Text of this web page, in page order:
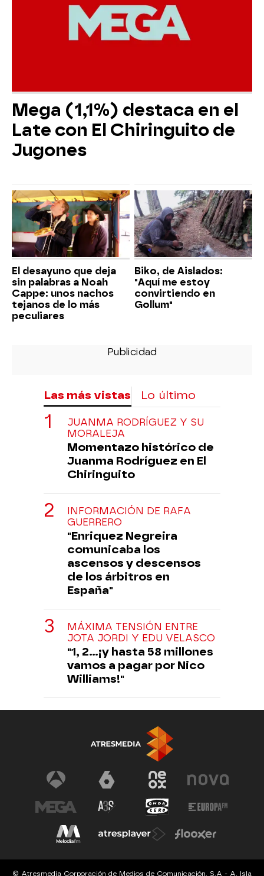
Mega (1,1%) destaca en el
Late con El Chiringuito de
Jugones
El desayuno que deja
sin palabras a Noah
Cappe: unos nachos
tejanos de lo más
peculiares
Biko, de Aislados:
"Aquí me estoy
convirtiendo en
Gollum"
Las más vistas Lo último
JUANMA RODRÍGUEZ Y SU
MORALEJA
Momentazo histórico de
Juanma Rodríguez en El
Chiringuito
INFORMACIÓN DE RAFA
GUERRERO
"Enriquez Negreira
comunicaba los
ascensos y descensos
de los árbitros en
España"
MÁXIMA TENSIÓN ENTRE
JOTA JORDI Y EDU VELASCO
"1, 2...¡y hasta 58 millones
vamos a pagar por Nico
Williams!"
© Atresmedia Corporación de Medios de Comunicación, S.A - A. Isla